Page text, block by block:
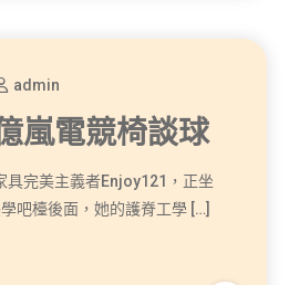
admin
嵐電競椅談球
具完美主義者Enjoy121，正坐
吧檯後面，她的護脊工學 […]